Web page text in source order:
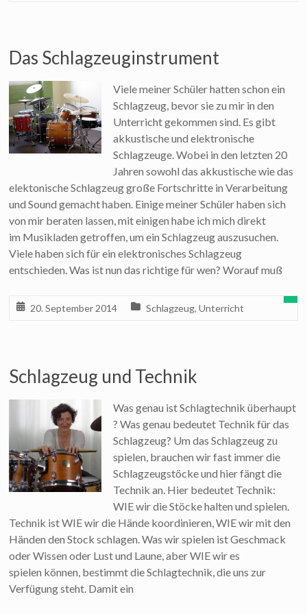
Das Schlagzeuginstrument
Viele meiner Schüler hatten schon ein
Schlagzeug, bevor sie zu mir in den
Unterricht gekommen sind. Es gibt
akkustische und elektronische
Schlagzeuge. Wobei in den letzten 20
Jahren sowohl das akkustische wie das
elektonische Schlagzeug große Fortschritte in Verarbeitung
und Sound gemacht haben. Einige meiner Schüler haben sich
von mir beraten lassen, mit einigen habe ich mich direkt
im Musikladen getroffen, um ein Schlagzeug auszusuchen.
Viele haben sich für ein elektronisches Schlagzeug
entschieden. Was ist nun das richtige für wen? Worauf muß
20. September 2014 Schlagzeug,Unterricht
Schlagzeug und Technik
Was genau ist Schlagtechnik überhaupt
? Was genau bedeutet Technik für das
Schlagzeug? Um das Schlagzeug zu
spielen, brauchen wir fast immer die
Schlagzeugstöcke und hier fängt die
Technik an. Hier bedeutet Technik:
WIE wir die Stöcke halten und spielen.
Technik ist WIE wir die Hände koordinieren, WIE wir mit den
Händen den Stock schlagen. Was wir spielen ist Geschmack
oder Wissen oder Lust und Laune, aber WIE wir es
spielen können, bestimmt die Schlagtechnik, die uns zur
Verfügung steht. Damit ein